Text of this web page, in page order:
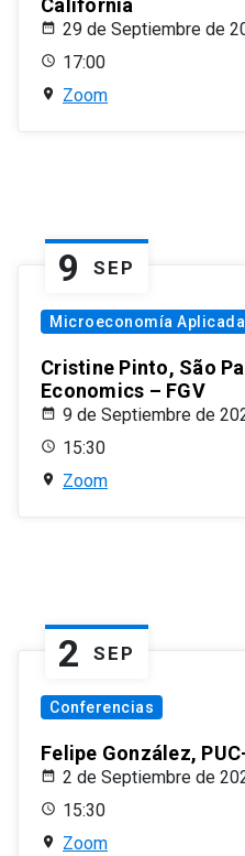
California
29 de Septiembre de
17:00
Zoom
9 SEP
Microeconomía Aplicada
Cristine Pinto, São
Economics – FGV
9 de Septiembre de
15:30
Zoom
2 SEP
Conferencias
Felipe González,
2 de Septiembre de
15:30
Zoom